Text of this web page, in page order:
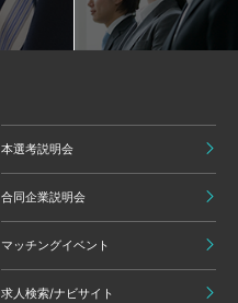
本選考説明会
合同企業説明会
マッチングイベント
求人検索/ナビサイト